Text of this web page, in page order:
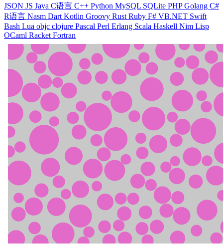
JSON JS Java C语言 C++ Python MySQL SQLite PHPGolang C#
R语言 Nasm Dart Kotlin Groovy Rust Ruby F# VB.NET Swift
Bash Lua objc clojure Pascal Perl Erlang Scala Haskell Nim Lisp
OCaml Racket Fortran